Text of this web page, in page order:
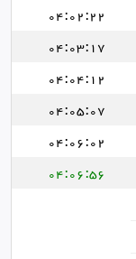
04:02:22
04:03:17
04:04:12
04:05:07
04:06:02
04:06:56